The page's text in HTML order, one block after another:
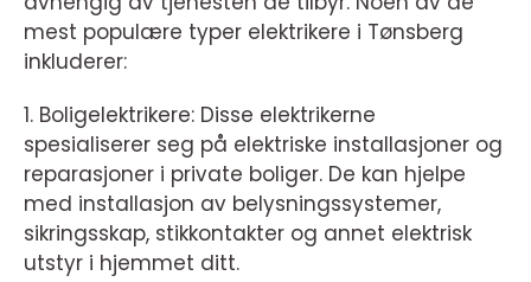
mest populære typer elektrikere i Tønsberg
inkluderer:
1. Boligelektrikere: Disse elektrikerne
spesialiserer seg på elektriske installasjoner og
reparasjoner i private boliger. De kan hjelpe
med installasjon av belysningssystemer,
sikringsskap, stikkontakter og annet elektrisk
utstyr i hjemmet ditt.